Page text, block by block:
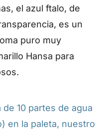
el azul ftalo, de
es un
puro muy
Hansa para
10 partes de agua
en la paleta, nuestro